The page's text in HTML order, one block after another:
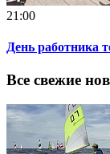
21:00
День работника
Все свежие